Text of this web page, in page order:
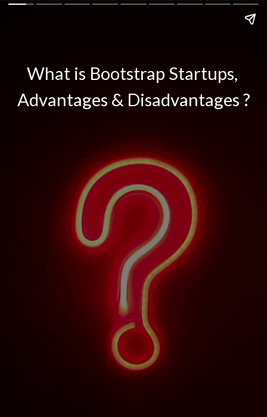
What is Bootstrap Startups,
Advantages & Disadvantages ?